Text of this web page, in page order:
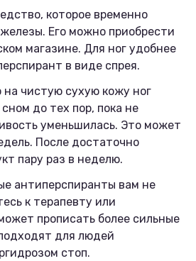
которое временно
Его можно приобрести
магазине. Для ног удобнее
в виде спрея.
на чистую сухую кожу ног
до тех пор, пока не
уменьшилась. Это может
После достаточно
пару раз в неделю.
антиперспиранты вам не
к терапевту или
прописать более сильные
для людей
стоп.